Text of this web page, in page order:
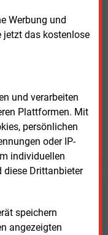
Werbung und
jetzt das kostenlose
und verarbeiten
Plattformen. Mit
persönlichen
oder IP-
individuellen
diese Drittanbieter
speichern
angezeigten
Beitrag für